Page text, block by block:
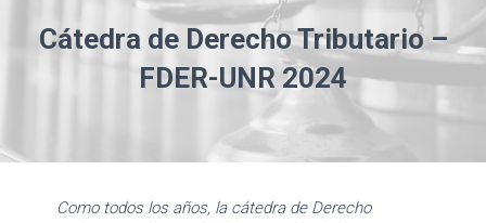
A
Cátedra de Derecho Tributario –
FDER-UNR 2024
Como todos los años, la cátedra de Derecho